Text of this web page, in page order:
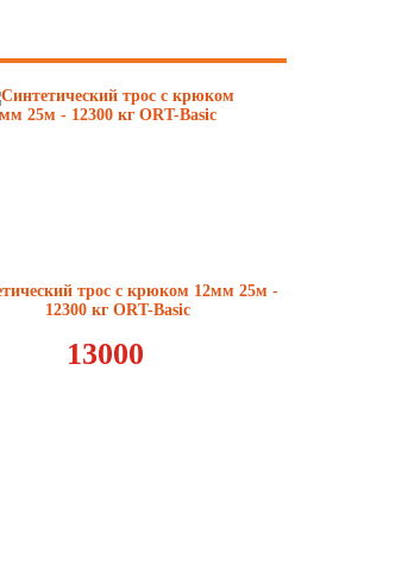
трос с крюком 12мм 25м -
12300 кг ORT-Basic
13000